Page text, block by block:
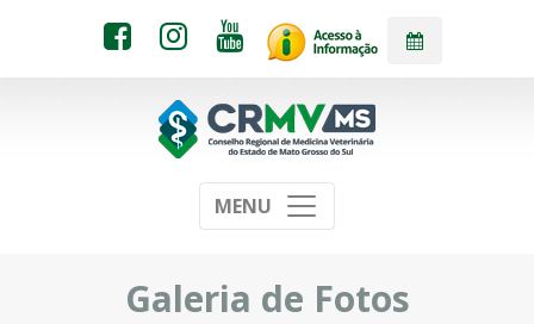
MENU
Galeria de Fotos